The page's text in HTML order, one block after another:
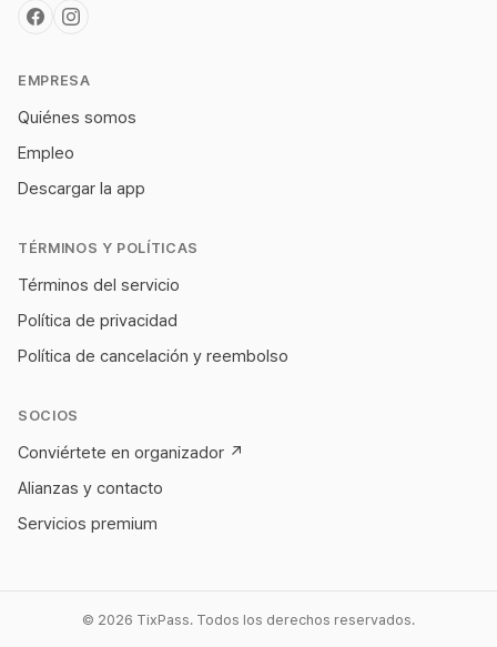
EMPRESA
Quiénes somos
Empleo
Descargar la app
TÉRMINOS Y POLÍTICAS
Términos del servicio
Política de privacidad
Política de cancelación y reembolso
SOCIOS
Conviértete en organizador ↗
Alianzas y contacto
Servicios premium
© 2026 TixPass. Todos los derechos reservados.